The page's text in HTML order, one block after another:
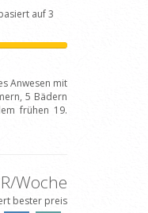
auf 3
Anwesen mit
5 Bädern
frühen 19.
Woche
bester preis